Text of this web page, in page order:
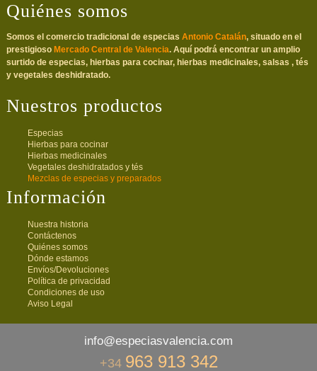
Quiénes somos
Somos el comercio tradicional de especias Antonio Catalán, situado en el
prestigioso Mercado Central de Valencia. Aquí podrá encontrar un amplio
surtido de especias, hierbas para cocinar, hierbas medicinales, salsas , tés
y vegetales deshidratado.
Nuestros productos
Especias
Hierbas para cocinar
Hierbas medicinales
Vegetales deshidratados y tés
Mezclas de especias y preparados
Información
Nuestra historia
Contáctenos
Quiénes somos
Dónde estamos
Envíos/Devoluciones
Política de privacidad
Condiciones de uso
Aviso Legal
info@especiasvalencia.com
+34 963 913 342